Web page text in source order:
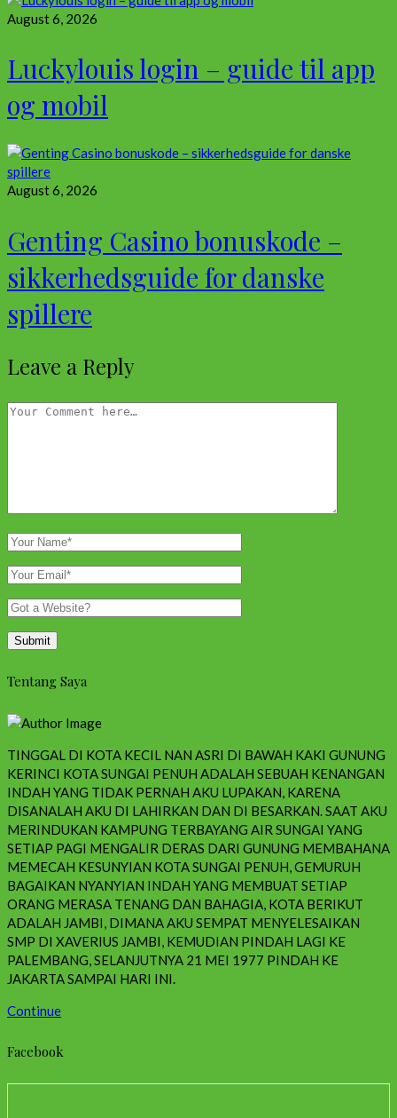
August 6, 2026
Luckylouis login – guide til app
og mobil
August 6, 2026
Genting Casino bonuskode –
sikkerhedsguide for danske
spillere
Leave a Reply
Tentang Saya
TINGGAL DI KOTA KECIL NAN ASRI DI BAWAH KAKI GUNUNG
KERINCI KOTA SUNGAI PENUH ADALAH SEBUAH KENANGAN
INDAH YANG TIDAK PERNAH AKU LUPAKAN, KARENA
DISANALAH AKU DI LAHIRKAN DAN DI BESARKAN. SAAT AKU
MERINDUKAN KAMPUNG TERBAYANG AIR SUNGAI YANG
SETIAP PAGI MENGALIR DERAS DARI GUNUNG MEMBAHANA
MEMECAH KESUNYIAN KOTA SUNGAI PENUH, GEMURUH
BAGAIKAN NYANYIAN INDAH YANG MEMBUAT SETIAP
ORANG MERASA TENANG DAN BAHAGIA, KOTA BERIKUT
ADALAH JAMBI, DIMANA AKU SEMPAT MENYELESAIKAN
SMP DI XAVERIUS JAMBI, KEMUDIAN PINDAH LAGI KE
PALEMBANG, SELANJUTNYA 21 MEI 1977 PINDAH KE
JAKARTA SAMPAI HARI INI.
Continue
Facebook